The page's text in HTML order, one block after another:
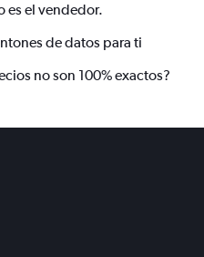
es el vendedor.
de datos para ti
no son 100% exactos?